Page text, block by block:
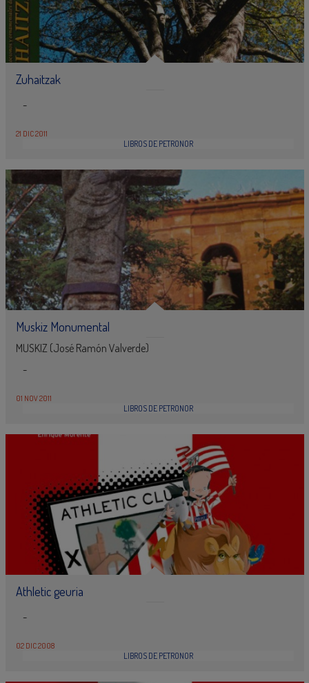
Zuhaitzak
-
21 DIC 2011
LIBROS DE PETRONOR
Muskiz Monumental
MUSKIZ (José Ramón Valverde)
-
01 NOV 2011
LIBROS DE PETRONOR
Athletic geuria
-
02 DIC 2008
LIBROS DE PETRONOR